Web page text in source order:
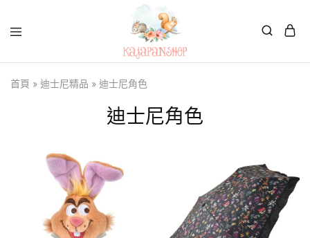
Kajapanshop
韓
首頁 » 迪士尼精品 » 迪士尼角色
迪士尼角色